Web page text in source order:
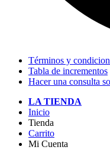
Términos y
Tabla de incrementos
Hacer una consulta
LA TIENDA
Inicio
Tienda
Carrito
Mi Cuenta